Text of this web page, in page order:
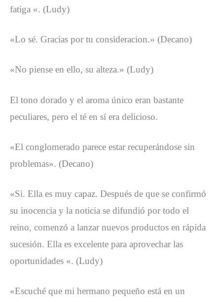
fatiga «. (Ludy)
«Lo sé. Gracias por tu consideracion.» (Decano)
«No piense en ello, su alteza.» (Ludy)
El tono dorado y el aroma único eran bastante
peculiares, pero el té en sí era delicioso.
«El conglomerado parece estar recuperándose sin
problemas». (Decano)
«Si. Ella es muy capaz. Después de que se confirmó
su inocencia y la noticia se difundió por todo el
reino, comenzó a lanzar nuevos productos en rápida
sucesión. Ella es excelente para aprovechar las
oportunidades «. (Ludy)
«Escuché que mi hermano pequeño está en un